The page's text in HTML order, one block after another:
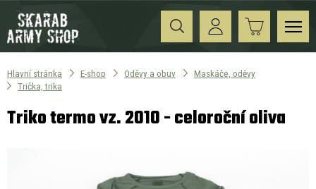
Hlavní stránka E-shop Oděvy a obuv
Maskáče, oděvy
Trička, trika
Triko termo vz. 2010 - celoroční oliva